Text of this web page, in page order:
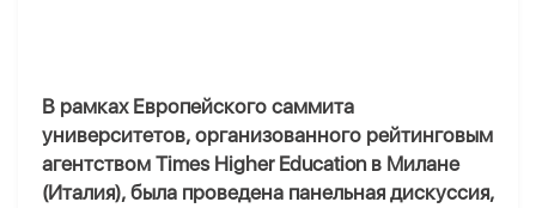
В рамках Европейского саммита
университетов, организованного рейтинговым
агентством Times Higher Education в Милане
(Италия), была проведена панельная дискуссия,